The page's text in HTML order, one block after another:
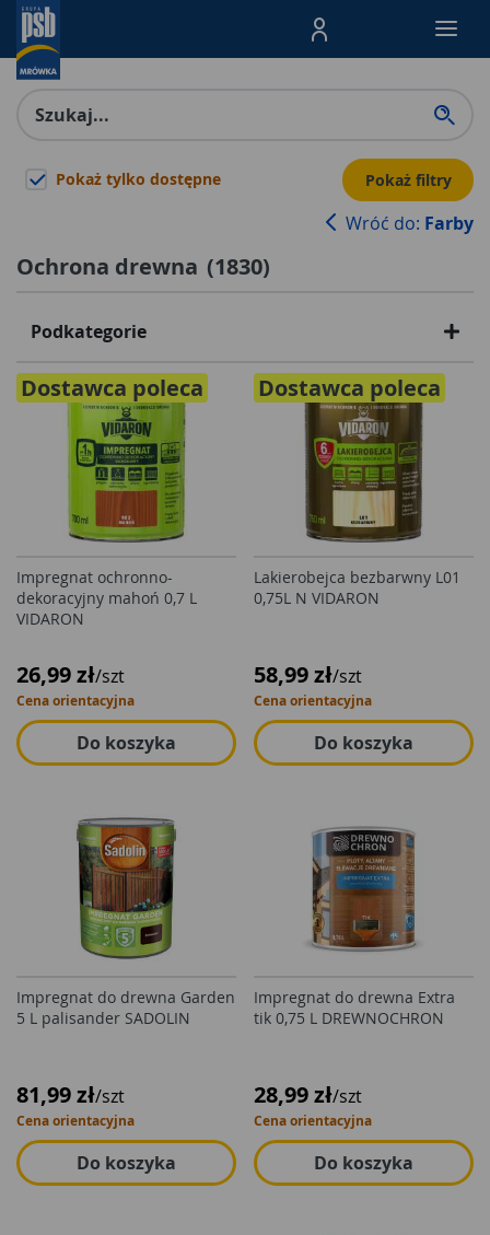
Menu Produktów,
Pokaż tylko dostępne Pokaż filtry
Wróć do: Farby
Ochrona drewna (1830)
Podkategorie
Dostawca poleca
Impregnat ochronno-
dekoracyjny mahoń 0,7 L
VIDARON
26,99 zł/szt
Cena orientacyjna
Do koszyka
Dostawca poleca
Lakierobejca bezbarwny L01
0,75L N VIDARON
58,99 zł/szt
Cena orientacyjna
Do koszyka
Impregnat do drewna Garden
5 L palisander SADOLIN
81,99 zł/szt
Cena orientacyjna
Do koszyka
Impregnat do drewna Extra
tik 0,75 L DREWNOCHRON
28,99 zł/szt
Cena orientacyjna
Do koszyka